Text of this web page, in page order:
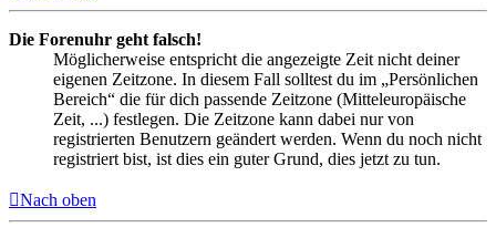
Die Forenuhr geht falsch!
Möglicherweise entspricht die angezeigte Zeit nicht deiner
eigenen Zeitzone. In diesem Fall solltest du im „Persönlichen
Bereich“ die für dich passende Zeitzone (Mitteleuropäische
Zeit, ...) festlegen. Die Zeitzone kann dabei nur von
registrierten Benutzern geändert werden. Wenn du noch nicht
registriert bist, ist dies ein guter Grund, dies jetzt zu tun.
Nach oben